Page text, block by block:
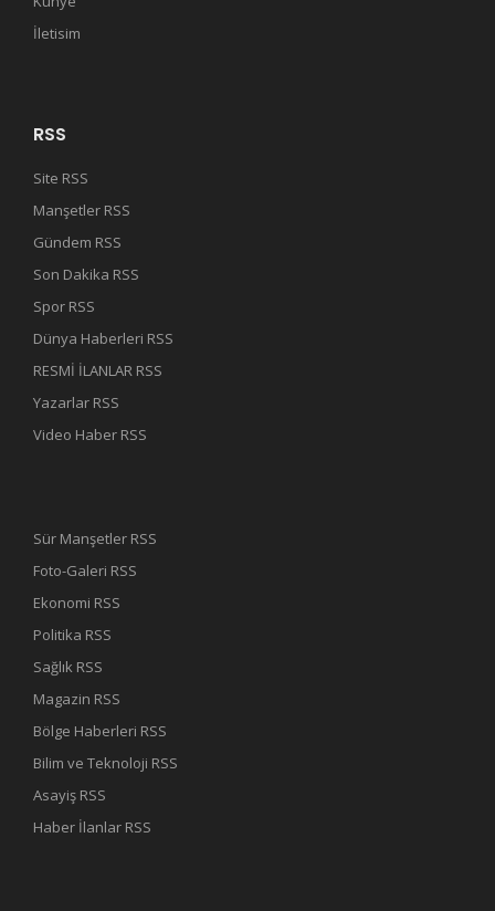
İletisim
RSS
Site RSS
Manşetler RSS
Gündem RSS
Son Dakika RSS
Spor RSS
Dünya Haberleri RSS
RESMİ İLANLAR RSS
Yazarlar RSS
Video Haber RSS
Sür Manşetler RSS
Foto-Galeri RSS
Ekonomi RSS
Politika RSS
Sağlık RSS
Magazin RSS
Bölge Haberleri RSS
Bilim ve Teknoloji RSS
Asayiş RSS
Haber İlanlar RSS